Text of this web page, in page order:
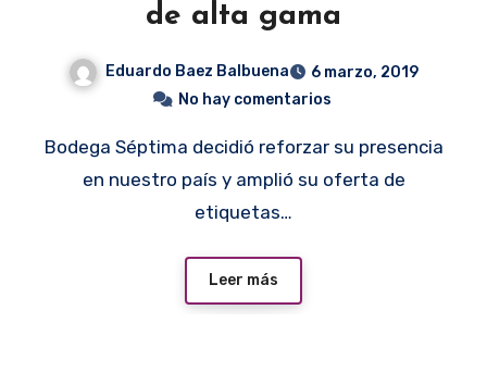
de alta gama
Eduardo Baez Balbuena
6 marzo, 2019
No hay comentarios
Bodega Séptima decidió reforzar su presencia
en nuestro país y amplió su oferta de
etiquetas…
Leer más